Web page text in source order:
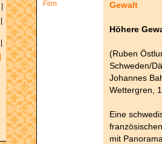
Film
Gewalt
Höhere
(Ruben
Schweden/
Johannes
Wettergren,
Eine
mit